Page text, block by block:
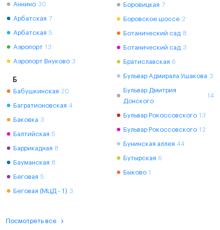
Аннино 30
Арбатская 7
Арбатская 5
Аэропорт 13
Аэропорт Внуково 3
Б
Бабушкинская 20
Багратионовская 4
Баковка 3
Балтийская 5
Баррикадная 8
Бауманская 8
Беговая 5
Беговая (МЦД - 1) 3
Боровицкая 7
Боровское шоссе 2
Ботанический сад 8
Ботанический сад 3
Братиславская 6
Бульвар Адмирала Ушакова 3
Бульвар Дмитрия
Донского
14
Бульвар Рокоссовского 13
Бульвар Рокоссовского 12
Бунинская аллея 44
Бутырская 6
Быково 1
Посмотреть все